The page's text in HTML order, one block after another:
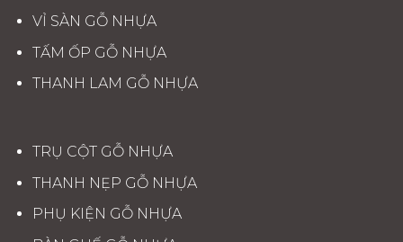
VỈ SÀN GỖ NHỰA
TẤM ỐP GỖ NHỰA
THANH LAM GỖ NHỰA
TRỤ CỘT GỖ NHỰA
THANH NẸP GỖ NHỰA
PHỤ KIỆN GỖ NHỰA